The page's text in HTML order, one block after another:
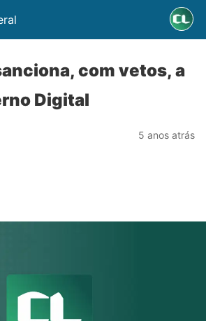
com vetos, a
Digital
5 anos atrás